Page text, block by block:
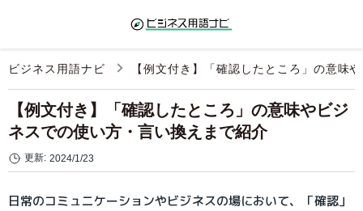
ビジネス用語ナビ 【例文付き】「確認したところ」の意味
【例文付き】「確認したところ」の意味やビジ
ネスでの使い方・言い換えまで紹介
更新: 2024/1/23
日常のコミュニケーションやビジネスの場において、「確認」